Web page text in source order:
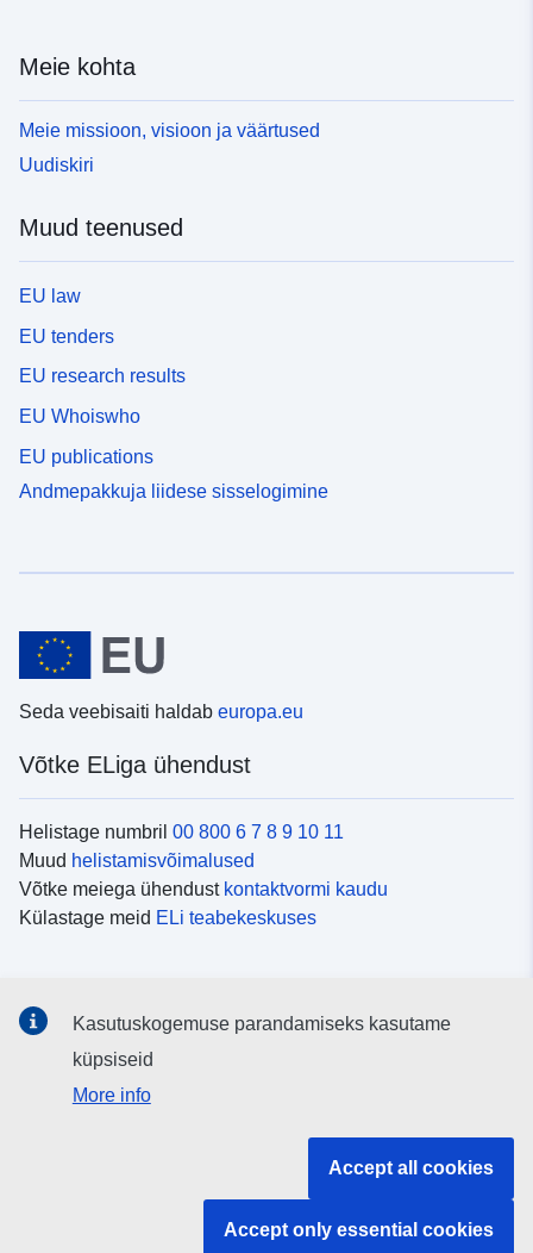
Meie kohta
Meie missioon, visioon ja väärtused
Uudiskiri
Muud teenused
EU law
EU tenders
EU research results
EU Whoiswho
EU publications
Andmepakkuja liidese sisselogimine
Seda veebisaiti haldab europa.eu
Võtke ELiga ühendust
Helistage numbril 00 800 6 7 8 9 10 11
Muud helistamisvõimalused
Võtke meiega ühendust kontaktvormi kaudu
Külastage meid ELi teabekeskuses
Otsige ELi teavet
ELi institutsioonid ja asutused
Kasutuskogemuse parandamiseks kasutame
küpsiseid
More info
Accept all cookies
Accept only essential cookies